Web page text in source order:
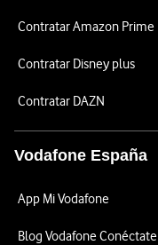
Contratar Amazon Prime
Contratar Disney plus
Contratar DAZN
Vodafone España
App Mi Vodafone
Blog Vodafone Conéctate